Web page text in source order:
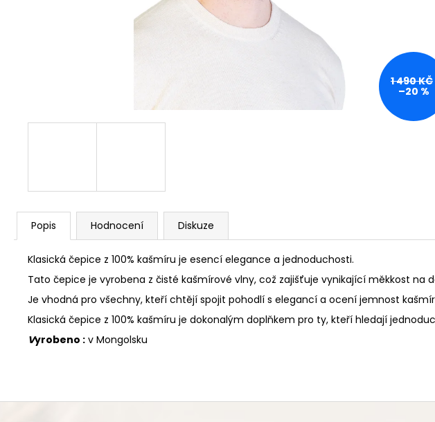
1 490 KČ
–20 %
Popis Hodnocení Diskuze
Klasická čepice z 100% kašmíru je esencí elegance a jednoduchosti.
Tato čepice je vyrobena z čisté kašmírové vlny, což zajišťuje vynikající měkkost na
Je vhodná pro všechny, kteří chtějí spojit pohodlí s elegancí a ocení jemnost
Klasická čepice z 100% kašmíru je dokonalým doplňkem pro ty, kteří hledají
Vyrobeno : v Mongolsku
Z